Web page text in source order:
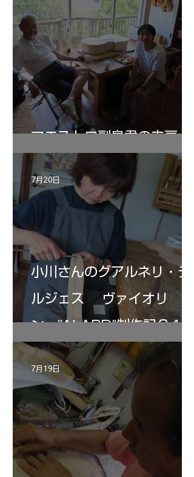
マエストロ副島君の来房
小川さんのグアルネリ・デ
ルジェス ヴァイオリ
ン ”ALARD"制作記３4
7月20日
7月19日